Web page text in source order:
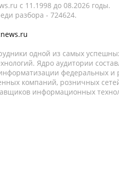
c 11.1998 до 08.2026 годы.
разбора - 724624.
одной из самых
Ядро аудитории
федеральных и
компаний, розничных
информационных